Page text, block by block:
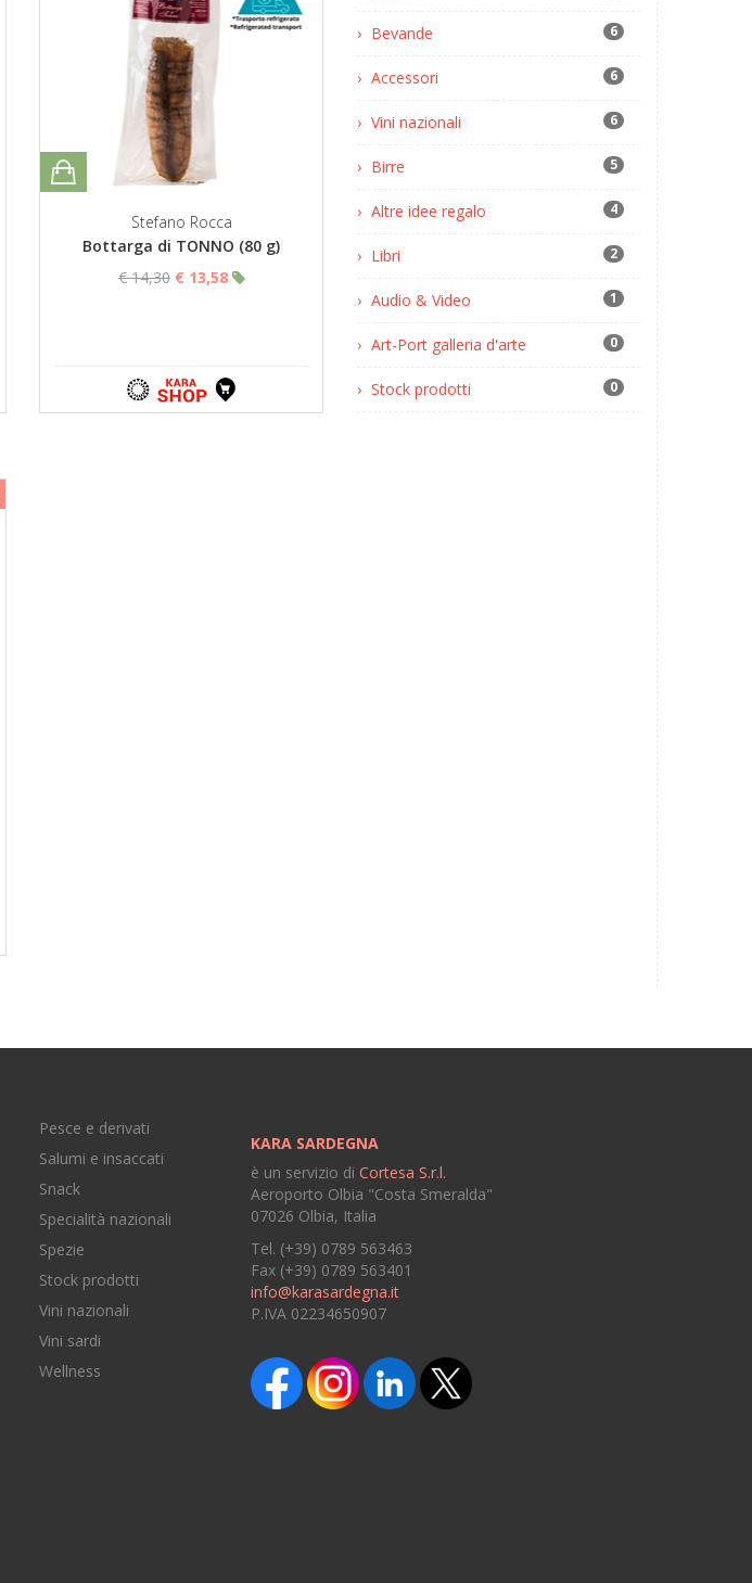
Stefano Rocca
Bottarga di TONNO (80 g)
€ 14,30 € 13,58
Bevande 6
Accessori 6
Vini nazionali 6
Birre 5
Altre idee regalo 4
Libri 2
Audio & Video 1
Art-Port galleria d'arte 0
Stock prodotti 0
Pesce e derivati
Salumi e insaccati
Snack
Specialità nazionali
Spezie
Stock prodotti
Vini nazionali
Vini sardi
Wellness
KARA SARDEGNA
è un servizio di Cortesa S.r.l.
Aeroporto Olbia "Costa Smeralda"
07026 Olbia, Italia
Tel. (+39) 0789 563463
Fax (+39) 0789 563401
info@karasardegna.it
P.IVA 02234650907